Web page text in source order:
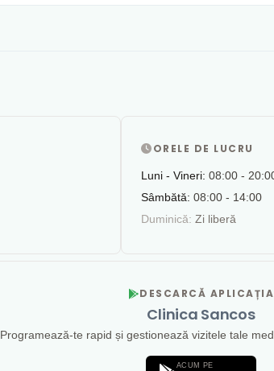
ORELE DE LUCRU
Luni - Vineri: 08:00 -
Sâmbătă: 08:00 - 14:00
Duminică: Zi liberă
DESCARCĂ APLICAȚIA
Clinica Sancos
Programează-te rapid și gestionează vizitele tale
ACUM PE